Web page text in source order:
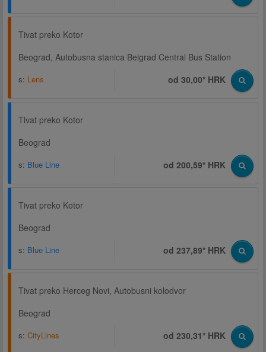
Tivat preko Kotor
Beograd, Autobusna stanica Belgrad Central Bus Station
s: Lens od 30,00* HRK
Tivat preko Kotor
Beograd
s: Blue Line od 200,59* HRK
Tivat preko Kotor
Beograd
s: Blue Line od 237,89* HRK
Tivat preko Herceg Novi, Autobusni kolodvor
Beograd
s: CityLines od 230,31* HRK